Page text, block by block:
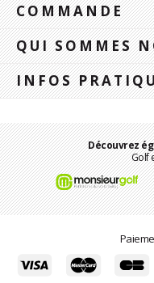
COMMANDE
QUI SOMMES
INFOS
Découvrez
Golf